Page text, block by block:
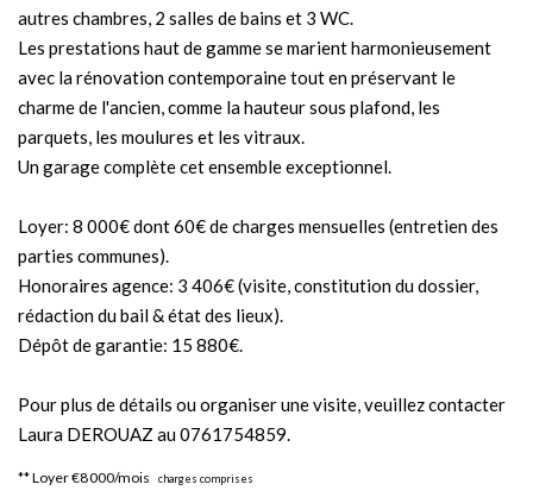
autres chambres, 2 salles de bains et 3 WC.
Les prestations haut de gamme se marient harmonieusement
avec la rénovation contemporaine tout en préservant le
charme de l'ancien, comme la hauteur sous plafond, les
parquets, les moulures et les vitraux.
Un garage complète cet ensemble exceptionnel.
Loyer: 8 000€ dont 60€ de charges mensuelles (entretien des
parties communes).
Honoraires agence: 3 406€ (visite, constitution du dossier,
rédaction du bail & état des lieux).
Dépôt de garantie: 15 880€.
Pour plus de détails ou organiser une visite, veuillez contacter
Laura DEROUAZ au 0761754859.
**Loyer €8 000/mois charges comprises